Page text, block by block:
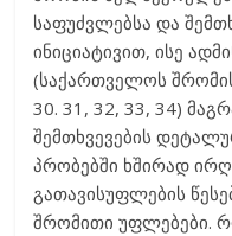
საფუძვლებსა და
ინიციატივით, ისე
(საქართველოს
30. 31, 32, 33, 34)
შემთხვევების
პრობებში ხშირად
გათავისუფლების
შრომითი უფლებები.